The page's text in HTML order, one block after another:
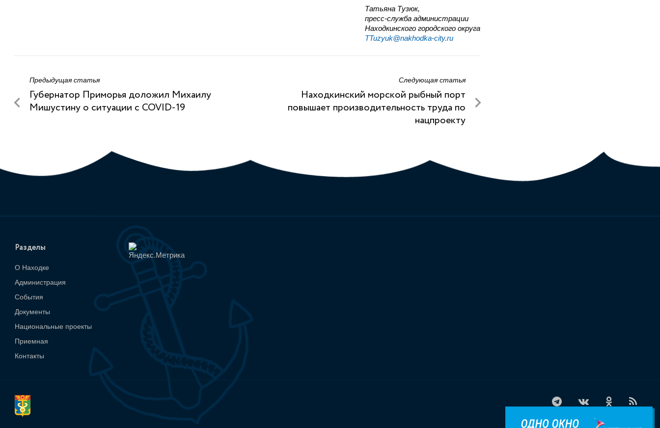
,Татьяна Тузюк
пресс-служба администрации
Находкинского городского округа
TTuzyuk@nakhodka-city.ru
Предыдущая статья
Губернатор Приморья доложил Михаилу
Мишустину о ситуации с COVID-19
Следующая статья
Находкинский морской рыбный порт
повышает производительность труда по
нацпроекту
Разделы
О Находке
Администрация
События
Документы
Национальные проекты
Приемная
Контакты